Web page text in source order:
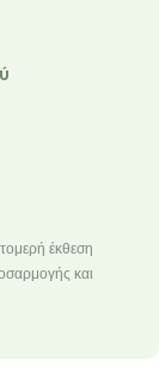
έκθεση
και